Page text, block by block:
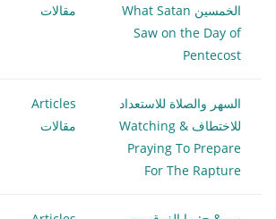
الخمسين What Satan
Saw on the Day of
Pentecost
مقالات
السهر والصلاة للاستعداد
للاختطاف Watching &
Praying To Prepare
For The Rapture
Articles
مقالات